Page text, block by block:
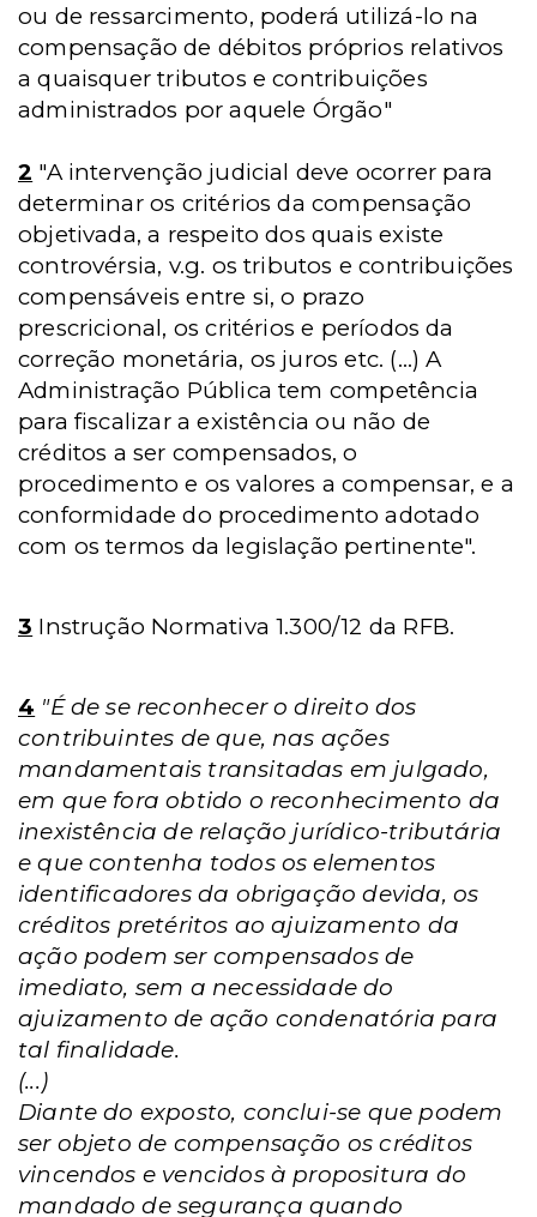
ou de ressarcimento, poderá utilizá-lo na
compensação de débitos próprios relativos
a quaisquer tributos e contribuições
administrados por aquele Órgão"
2 "A intervenção judicial deve ocorrer para
determinar os critérios da compensação
objetivada, a respeito dos quais existe
controvérsia, v.g. os tributos e contribuições
compensáveis entre si, o prazo
prescricional, os critérios e períodos da
correção monetária, os juros etc. (...) A
Administração Pública tem competência
para fiscalizar a existência ou não de
créditos a ser compensados, o
procedimento e os valores a compensar, e a
conformidade do procedimento adotado
com os termos da legislação pertinente".
3 Instrução Normativa 1.300/12 da RFB.
4 "É de se reconhecer o direito dos
contribuintes de que, nas ações
mandamentais transitadas em julgado,
em que fora obtido o reconhecimento da
inexistência de relação jurídico-tributária
e que contenha todos os elementos
identificadores da obrigação devida, os
créditos pretéritos ao ajuizamento da
ação podem ser compensados de
imediato, sem a necessidade do
ajuizamento de ação condenatória para
tal finalidade.
(...)
Diante do exposto, conclui-se que podem
ser objeto de compensação os créditos
vincendos e vencidos à propositura do
mandado de segurança quando